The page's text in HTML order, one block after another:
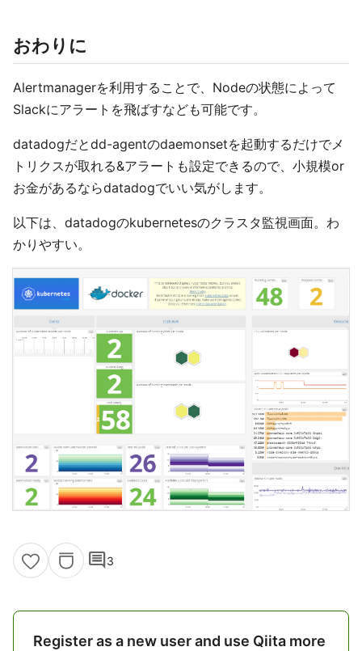
おわりに
Alertmanagerを利用することで、Nodeの状態によって
Slackにアラートを飛ばすなども可能です。
datadogだとdd-agentのdaemonsetを起動するだけでメ
トリクスが取れる&アラートも設定できるので、小規模or
お金があるならdatadogでいい気がします。
以下は、datadogのkubernetesのクラスタ監視画面。わ
かりやすい。
comment3
Register as a new user and use Qiita more